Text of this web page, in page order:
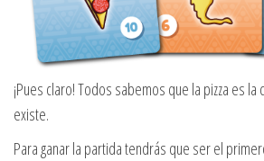
¡Pues claro! Todos sabemos que la pizza es
existe.
Para ganar la partida tendrás que ser el